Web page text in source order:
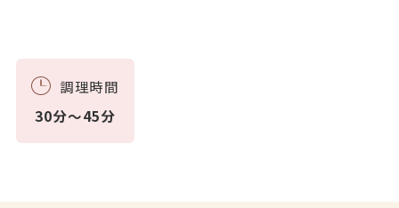
調理時間
30分～45分